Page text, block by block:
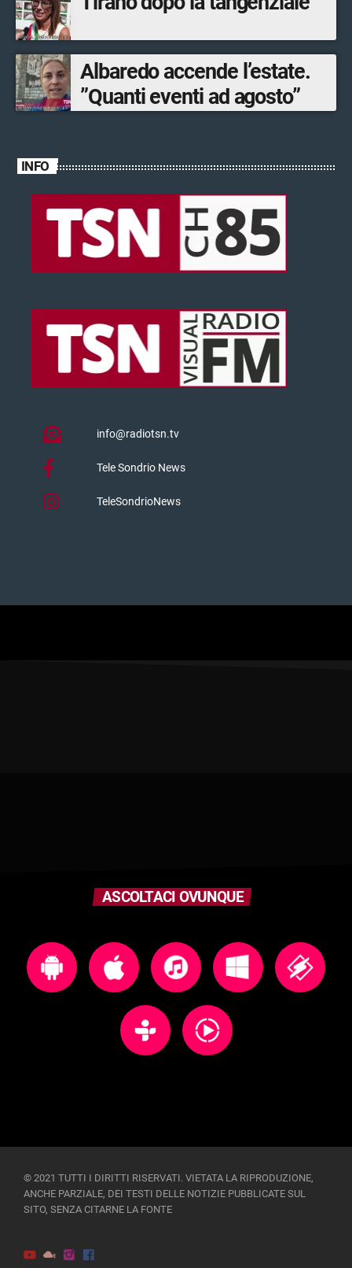
Albaredo accende l’estate.
”Quanti eventi ad agosto”
INFO
info@radiotsn.tv
Tele Sondrio News
TeleSondrioNews
ASCOLTACI OVUNQUE
© 2021 TUTTI I DIRITTI RISERVATI. VIETATA LA RIPRODUZIONE,
ANCHE PARZIALE, DEI TESTI DELLE NOTIZIE PUBBLICATE SUL
SITO, SENZA CITARNE LA FONTE